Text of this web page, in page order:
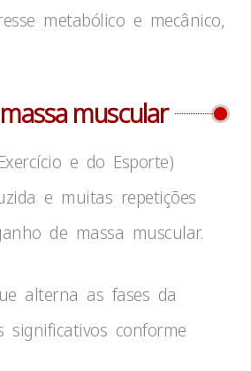
metabólico e mecânico,
muscular
e do Esporte)
e muitas repetições
de massa muscular.
alterna as fases da
conforme